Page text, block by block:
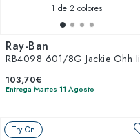
1 de 2 colores
Ray-Ban
RB4098 601/8G Jackie Ohh Ii
103,70€
Entrega Martes 11 Agosto
Try On